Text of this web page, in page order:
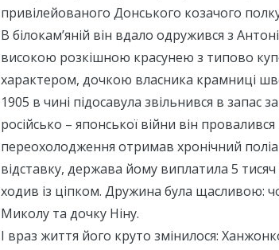
привілейованого Донського козачого
В білокам’яній він вдало одружився з
високою розкішною красунею з типово
характером, дочкою власника крамниці
1905 в чині підосавула звільнився в запас
російсько – японської війни він провалився
переохолодження отримав хронічний
відставку, держава йому виплатила 5
ходив із ціпком. Дружина була щасливою:
Миколу та дочку Ніну.
І враз життя його круто змінилося: